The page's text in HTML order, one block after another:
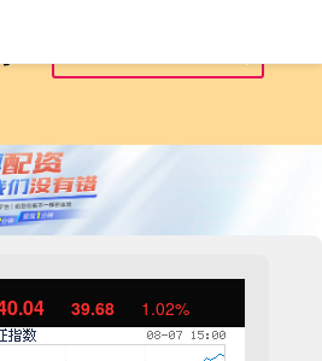
39.68 1.02%